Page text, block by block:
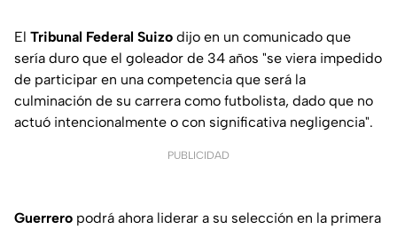
El Tribunal Federal Suizo dijo en un comunicado que
sería duro que el goleador de 34 años "se viera impedido
de participar en una competencia que será la
culminación de su carrera como futbolista, dado que no
actuó intencionalmente o con significativa negligencia".
PUBLICIDAD
Guerrero podrá ahora liderar a su selección en la primera